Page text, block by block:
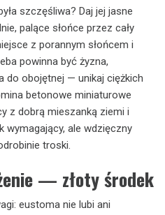
szczęśliwa? Daj jej jasne
palące słońce przez cały
z porannym słońcem i
powinna być żyzna,
do obojętnej — unikaj ciężkich
betonowe miniaturowe
z dobrą mieszanką ziemi i
wymagający, ale wdzięczny
troski.
— złoty środek
eustoma nie lubi ani